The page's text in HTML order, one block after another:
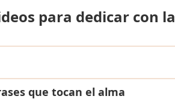
para dedicar con la
que tocan el alma